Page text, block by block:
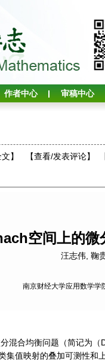
作者中心 审稿中心
】 【查看/发表评论】
空间上的微
汪志伟, 鞠
南京财经大学应用数学学
混合均衡问题（简记为
集值映射的叠加可测性